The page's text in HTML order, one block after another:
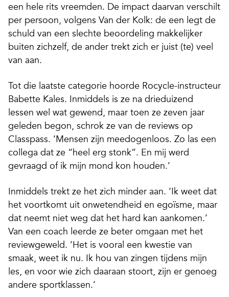
een hele rits vreemden. De impact daarvan verschilt
per persoon, volgens Van der Kolk: de een legt de
schuld van een slechte beoordeling makkelijker
buiten zichzelf, de ander trekt zich er juist (te) veel
van aan.
Tot die laatste categorie hoorde Rocycle-instructeur
Babette Kales. Inmiddels is ze na drieduizend
lessen wel wat gewend, maar toen ze zeven jaar
geleden begon, schrok ze van de reviews op
Classpass. ‘Mensen zijn meedogenloos. Zo las een
collega dat ze “heel erg stonk”. En mij werd
gevraagd of ik mijn mond kon houden.’
Inmiddels trekt ze het zich minder aan. ‘Ik weet dat
het voortkomt uit onwetendheid en egoïsme, maar
dat neemt niet weg dat het hard kan aankomen.’
Van een coach leerde ze beter omgaan met het
reviewgeweld. ‘Het is vooral een kwestie van
smaak, weet ik nu. Ik hou van zingen tijdens mijn
les, en voor wie zich daaraan stoort, zijn er genoeg
andere sportklassen.’